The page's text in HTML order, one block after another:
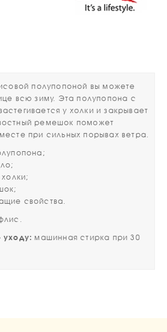
полупопоной вы можете
всю зиму. Эта полупопона с
у холки и закрывает
ремешок поможет
при сильных порывах ветра.
свойства.
уходу:машинная стирка при 30